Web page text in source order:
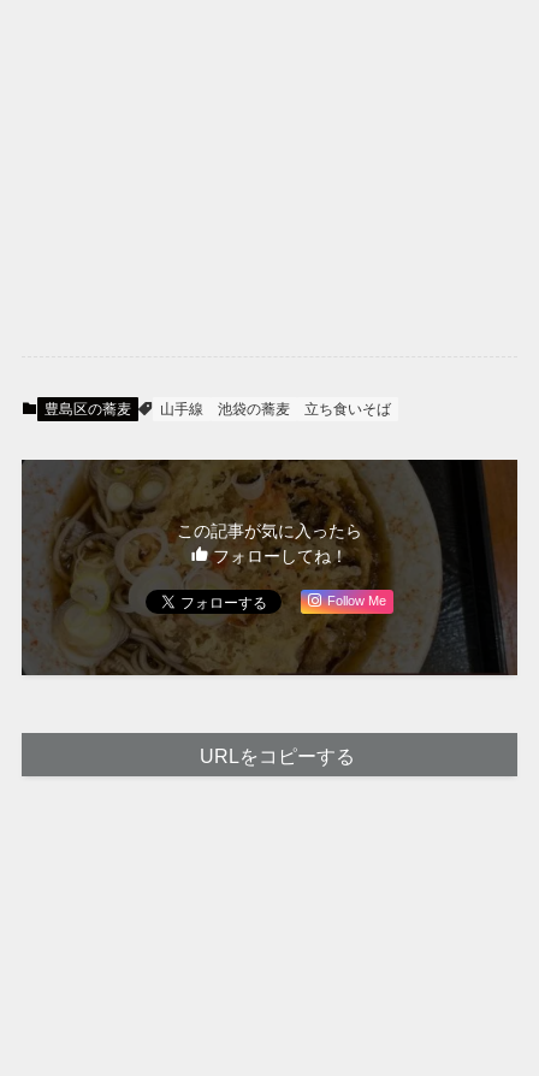
豊島区の蕎麦 山手線 池袋の蕎麦 立ち食いそば
この記事が気に入ったら
フォローしてね！
Follow Me
URLをコピーする